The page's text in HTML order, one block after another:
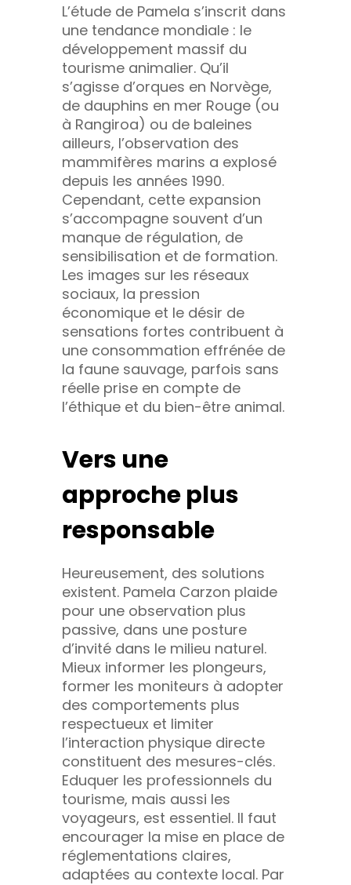
L’étude de Pamela s’inscrit dans
une tendance mondiale : le
développement massif du
tourisme animalier. Qu’il
s’agisse d’orques en Norvège,
de dauphins en mer Rouge (ou
à Rangiroa) ou de baleines
ailleurs, l’observation des
mammifères marins a explosé
depuis les années 1990.
Cependant, cette expansion
s’accompagne souvent d’un
manque de régulation, de
sensibilisation et de formation.
Les images sur les réseaux
sociaux, la pression
économique et le désir de
sensations fortes contribuent à
une consommation effrénée de
la faune sauvage, parfois sans
réelle prise en compte de
l’éthique et du bien-être animal.
Vers une
approche plus
responsable
Heureusement, des solutions
existent. Pamela Carzon plaide
pour une observation plus
passive, dans une posture
d’invité dans le milieu naturel.
Mieux informer les plongeurs,
former les moniteurs à adopter
des comportements plus
respectueux et limiter
l’interaction physique directe
constituent des mesures-clés.
Eduquer les professionnels du
tourisme, mais aussi les
voyageurs, est essentiel. Il faut
encourager la mise en place de
réglementations claires,
adaptées au contexte local. Par